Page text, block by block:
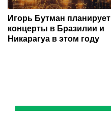
Игорь Бутман планирует
концерты в Бразилии и
Никарагуа в этом году